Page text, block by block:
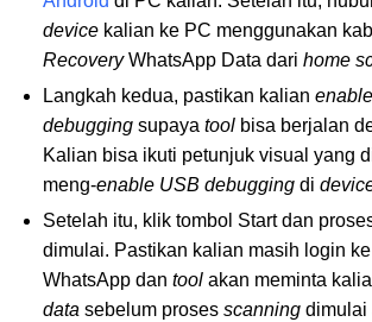
device kalian ke PC menggunakan
RecoveryWhatsApp Data dari home
Langkah kedua, pastikan kalian
debugging supaya tool bisa berjalan
Kalian bisa ikuti petunjuk visual yang
meng-enable USB debugging di
Setelah itu, klik tombol Start dan
dimulai. Pastikan kalian masih login
WhatsApp dan tool akan meminta
data sebelum proses scanning dimulai